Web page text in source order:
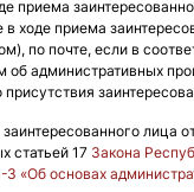
приема
ходе приема
по почте, если в
об административных
присутствия
лица
статьей 17 Закона
«Об основах